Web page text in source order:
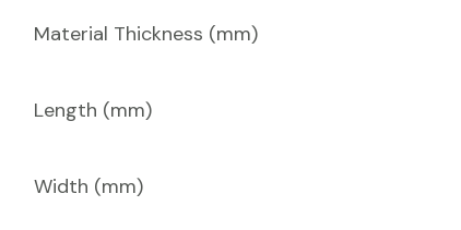
Aluminum skin thickness (mm)
Coating Type
Specifications: